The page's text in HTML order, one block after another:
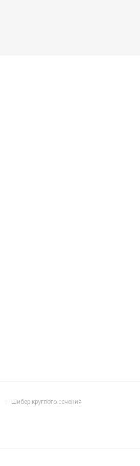
Шибер круглого сечения